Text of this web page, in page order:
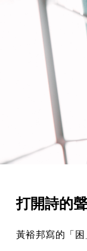
打開詩的
黃裕邦寫的「